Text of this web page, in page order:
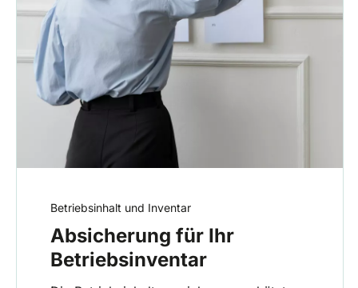
Betriebsinhalt und Inventar
Absicherung für Ihr
Betriebsinventar